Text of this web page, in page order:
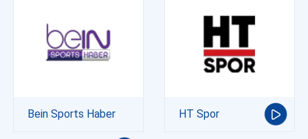
Bein Sports Haber HT Spor